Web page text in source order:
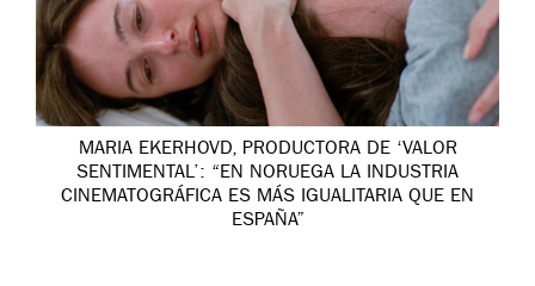
MARIA EKERHOVD, PRODUCTORA DE ‘VALOR
SENTIMENTAL’: “EN NORUEGA LA INDUSTRIA
CINEMATOGRÁFICA ES MÁS IGUALITARIA QUE EN
ESPAÑA”